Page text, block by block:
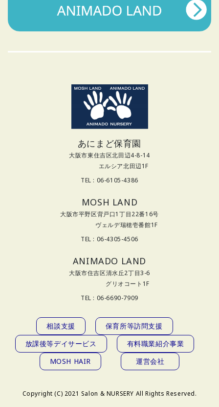
あにまど保育園
大阪市東住吉区北田辺4-8-14
エルシア北田辺1F
TEL : 06-6105-4386
MOSH LAND
大阪市平野区背戸口1丁目22番16号
ヴェルデ瑞穂壱番館1F
TEL : 06-4305-4506
ANIMADO LAND
大阪市住吉区清水丘2丁目3-6
グリオコート1F
TEL : 06-6690-7909
相談支援
保育所等訪問支援
放課後等デイサービス
有料職業紹介事業
MOSH HAIR
運営会社
Copyright (C) 2021 Salon & NURSERY All Rights Reserved.